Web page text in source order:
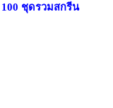
100 ชุดรวมสกรีน